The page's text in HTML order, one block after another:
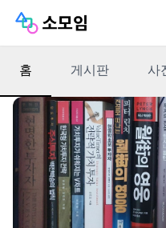
홈 게시판 사